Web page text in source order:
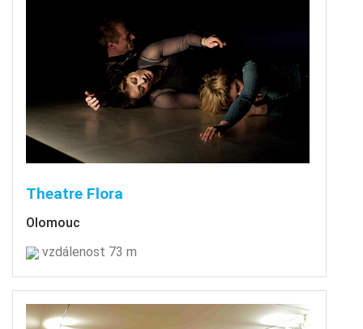
Theatre Flora
Olomouc
vzdálenost 73 m